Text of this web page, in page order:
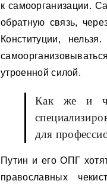
к самоорганизации.
обратную связь,
Конституции,
утроенной силой.
Как же и
для
Путин и его ОПГ
православных